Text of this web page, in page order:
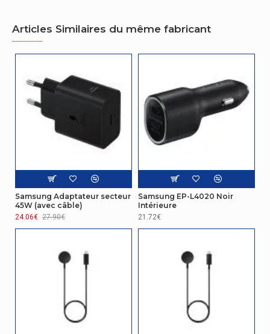
Articles Similaires du même fabricant
Samsung Adaptateur secteur
45W (avec câble)
24.06€ 27.90€
Samsung EP-L4020 Noir
Intérieure
21.72€